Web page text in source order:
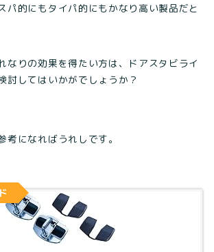
パ的にもタイパ的にもかなり高い製品だと
なりの効果を得たい方は、ドアスタビライ
討してはいかがでしょうか？
考になればうれしです。